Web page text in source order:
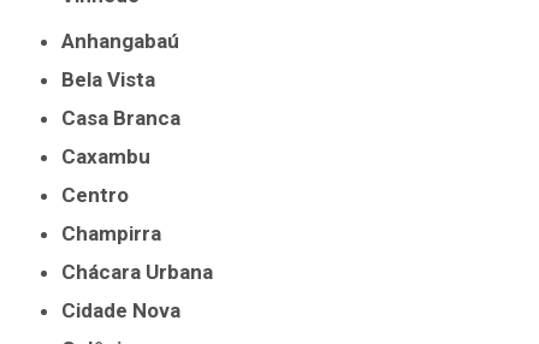
Anhangabaú
Bela Vista
Casa Branca
Caxambu
Centro
Champirra
Chácara Urbana
Cidade Nova